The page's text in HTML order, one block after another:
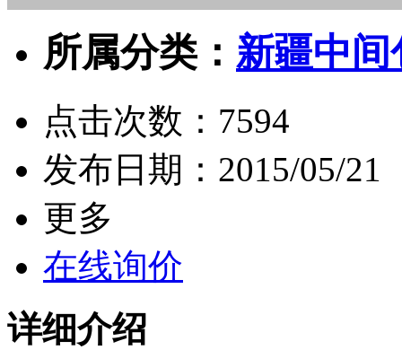
所属分类： 新疆中
点击次数： 7594
发布日期： 2015/05/21
更多
在线询价
详细介绍